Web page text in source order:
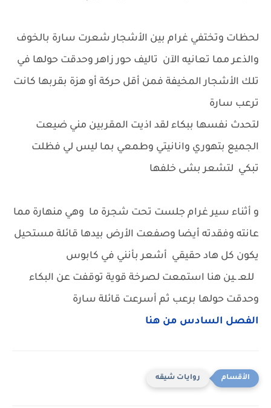
لحظات وتختفي غرام بين الأشجار شعرت سارة بالخوف
والذعر مما تعانيه الآن تاليف حور زاهر وحدقت حولها في
تلك الأشجار المخيفة فمن أقل حركة أو هزة بقربها كانت
ترعب سارة
لتحدث نفسها ببكاء لقد اذيت المقربين مني ضيعت
الجميع بتهوري وانانيتي وطمعي بما ليس لي فظلت
تبكي لتشعر بشى خلفها
و أثناء سير غرام جلست تحت شجرة ما وهي منهارة مما
عانته وفقدته أيضا وصفعت الأرض بيدها قائلة مستحيل
يكون كل هاد حقيقي أشعر بأنني في كابوس
للعـ ـين هنا استمعت لصرخة قوية توقفت عن البكاء
وحدقت حولها برعب ثم أسرعت قائلة سارة
الفصل السادس من هنا
روايات شيقه